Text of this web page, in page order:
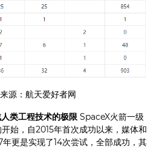
源：航天爱好者网
类工程技术的极限 SpaceX火箭一级
始，自2015年首次成功以来，媒体和
更是实现了14次尝试，全部成功，其